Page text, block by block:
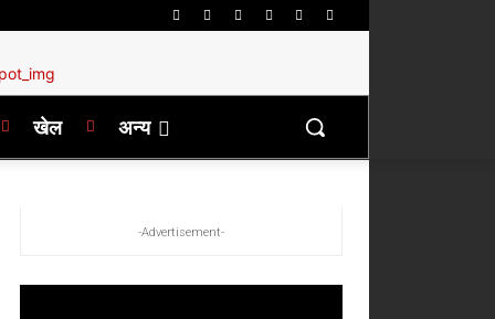
खेल अन्य
-Advertisement-